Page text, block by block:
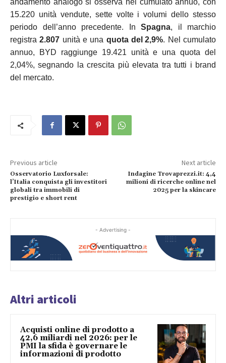
andamento analogo si osserva nel cumulato annuo, con
15.220 unità vendute, sette volte i volumi dello stesso
periodo dell’anno precedente. In Spagna, il marchio
registra2.807 unità e una quota del 2,9%. Nel cumulato
annuo, BYD raggiunge 19.421 unità e una quota del
2,04%, segnando la crescita più elevata tra tutti i brand
del mercato.
Previous article
Osservatorio Luxforsale:
l’Italia conquista gli investitori
globali tra immobili di
prestigio e short rent
Next article
Indagine Trovaprezzi.it: 4,4
milioni di ricerche online nel
2025 per la skincare
- Advertising -
Altri articoli
Acquisti online di prodotto a
42,6 miliardi nel 2026: per le
PMI la sfida è governare le
informazioni di prodotto